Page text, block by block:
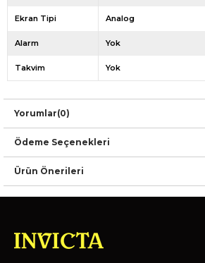
Ekran Tipi Analog
Alarm Yok
Takvim Yok
Yorumlar(0)
Ödeme Seçenekleri
Ürün Önerileri